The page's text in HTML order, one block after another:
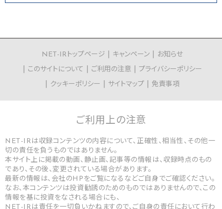
NET-IRトップページ キャンペーン
お知らせ
このサイトについて
ご利用の注意
プライバシーポリシー
クッキーポリシー
サイトマップ 免責事項
ご利用上の注意
NET-IRは収録コンテンツの内容について、正確性、相当性、その他一
切の責任を負うものではありません。
本サイト上に掲載の動画、静止画、記事等の情報は、収録時点のもの
であり、その後、変更されている場合があります。
最新の情報は、会社のHPをご覧になるなどご自身でご確認ください。
なお、本コンテンツは投資勧誘のためのものではありませんので、この
情報を基に投資をなされる場合にも、
NET-IRは責任を一切負いかねますので、ご自身の責任において行わ